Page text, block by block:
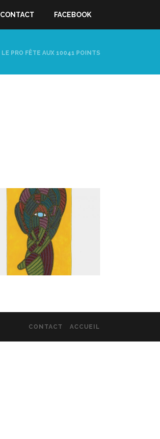
CONTACT FACEBOOK
LE PRO FÊTE AUX 10041 POINTS
CONTACT ACCUEIL